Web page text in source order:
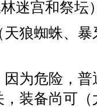
迷宫和祭坛
狼蜘蛛、
为危险，
装备尚可（